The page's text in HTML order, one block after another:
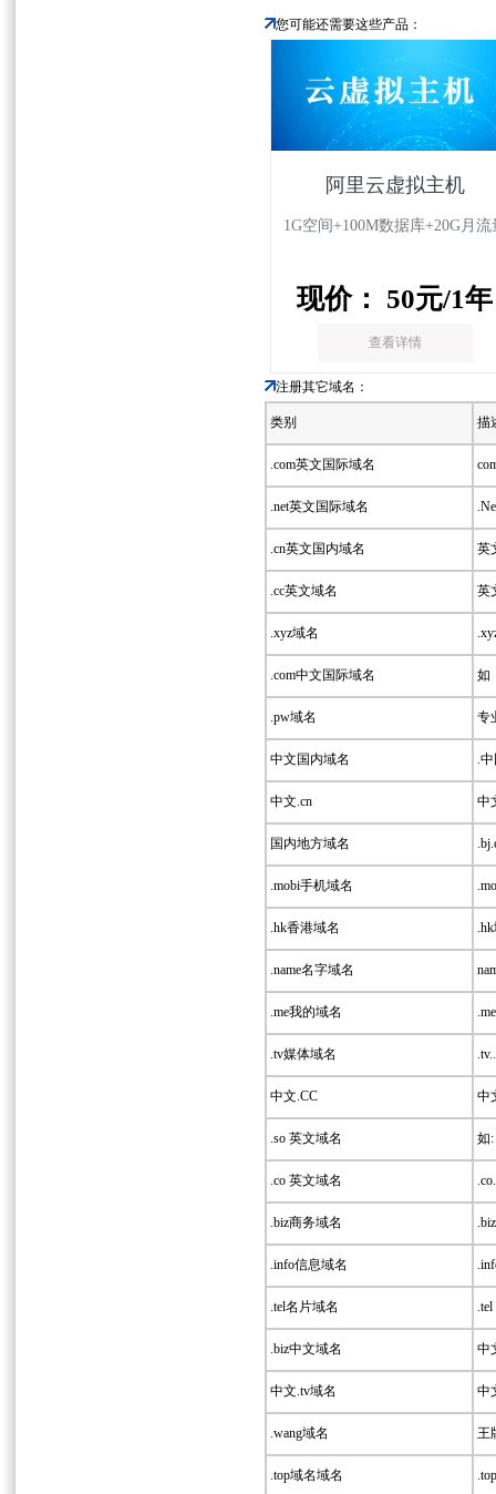
您可能还需要这些产品：
阿里云虚拟主机
1G空间+100M数据库+20G月流
现价： 50元/1年
查看详情
注册其它域名：
类别 描
.com英文国际域名
.net英文国际域名
.cn英文国内域名 英
.cc英文域名 英
.xyz域名
.com中文国际域名 如
.pw域名 专
中文国内域名 .
中文.cn 中
国内地方域名
.mobi手机域名
.hk香港域名
.name名字域名
.me我的域名
.tv媒体域名
中文.CC 中
.so 英文域名 如:
.co 英文域名
.biz商务域名
.info信息域名
.tel名片域名 .tel
.biz中文域名 中
中文.tv域名 中
.wang域名 王
.top域名域名